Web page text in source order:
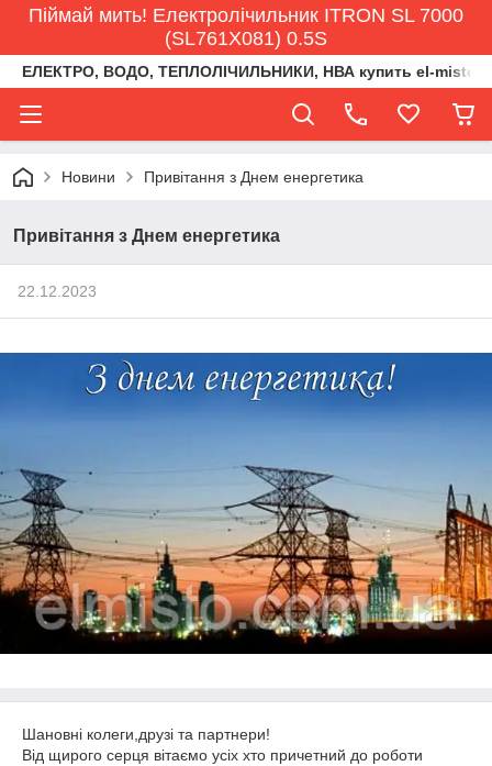
Піймай мить! Електролічильник ITRON SL 7000
(SL761X081) 0.5S
ЕЛЕКТРО, ВОДО, ТЕПЛОЛІЧИЛЬНИКИ, НВА купить el-
Новини Привітання з Днем енергетика
Привітання з Днем енергетика
22.12.2023
Шановні колеги,друзі та партнери!
Від щирого серця вітаємо усіх хто причетний до роботи